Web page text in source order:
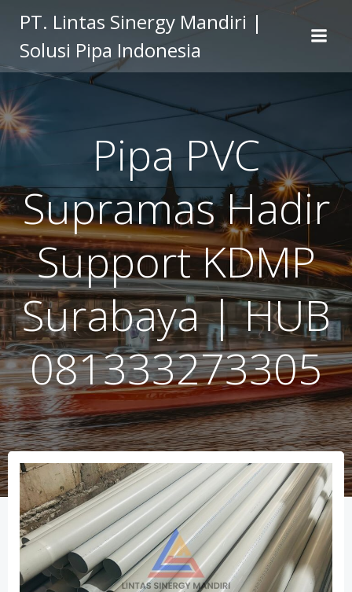
to
content
PT. Lintas Sinergy Mandiri |
Solusi Pipa Indonesia
Pipa PVC
Supramas Hadir
Support KDMP
Surabaya | HUB
081333273305